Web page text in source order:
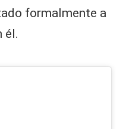
formalmente a
él.